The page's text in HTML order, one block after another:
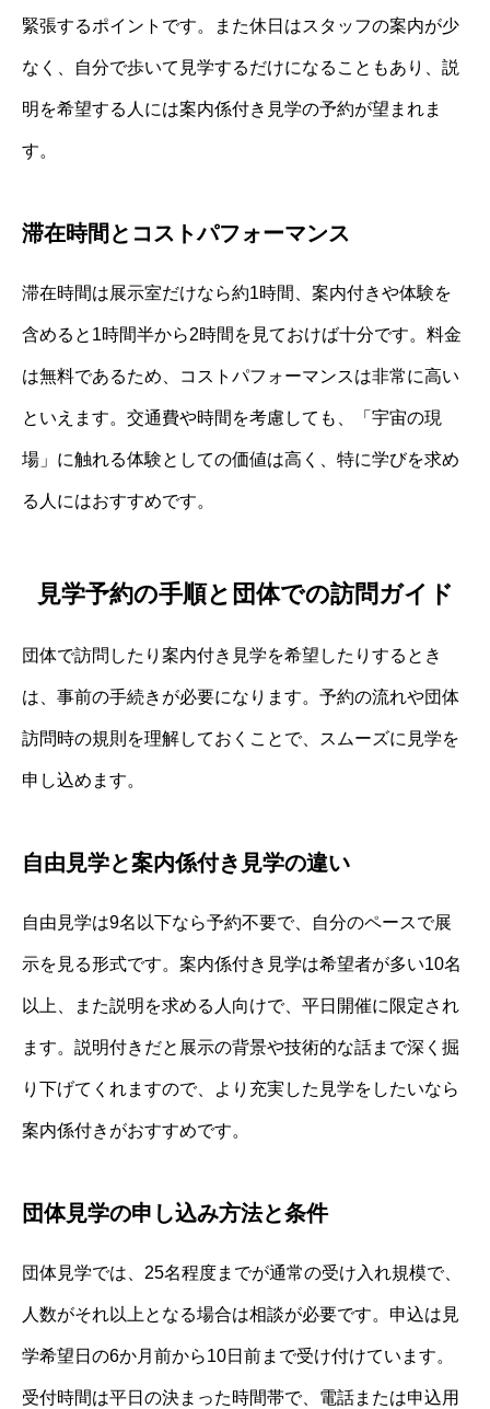
緊張するポイントです。また休日はスタッフの案内が少
なく、自分で歩いて見学するだけになることもあり、説
明を希望する人には案内係付き見学の予約が望まれま
す。
滞在時間とコストパフォーマンス
滞在時間は展示室だけなら約1時間、案内付きや体験を
含めると1時間半から2時間を見ておけば十分です。料金
は無料であるため、コストパフォーマンスは非常に高い
といえます。交通費や時間を考慮しても、「宇宙の現
場」に触れる体験としての価値は高く、特に学びを求め
る人にはおすすめです。
見学予約の手順と団体での訪問ガイド
団体で訪問したり案内付き見学を希望したりするとき
は、事前の手続きが必要になります。予約の流れや団体
訪問時の規則を理解しておくことで、スムーズに見学を
申し込めます。
自由見学と案内係付き見学の違い
自由見学は9名以下なら予約不要で、自分のペースで展
示を見る形式です。案内係付き見学は希望者が多い10名
以上、また説明を求める人向けで、平日開催に限定され
ます。説明付きだと展示の背景や技術的な話まで深く掘
り下げてくれますので、より充実した見学をしたいなら
案内係付きがおすすめです。
団体見学の申し込み方法と条件
団体見学では、25名程度までが通常の受け入れ規模で、
人数がそれ以上となる場合は相談が必要です。申込は見
学希望日の6か月前から10日前まで受け付けています。
受付時間は平日の決まった時間帯で、電話または申込用